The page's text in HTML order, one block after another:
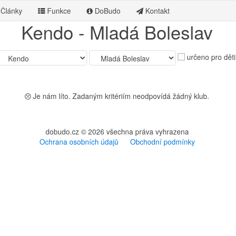
Články Funkce DoBudo Kontakt
Kendo - Mladá Boleslav
určeno pro děti
Je nám líto. Zadaným kritériím neodpovídá žádný klub.
dobudo.cz © 2026 všechna práva vyhrazena
Ochrana osobních údajů
Obchodní podmínky